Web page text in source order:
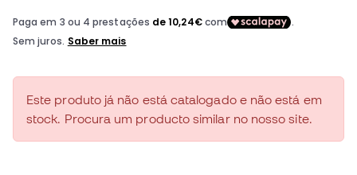
Este produto já não está catalogado e não está em
stock. Procura um producto similar no nosso site.